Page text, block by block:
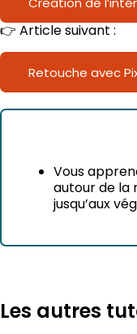
👉 Article suivant :
Retouche avec
Vous
autour de la
jusqu’aux
Les autres